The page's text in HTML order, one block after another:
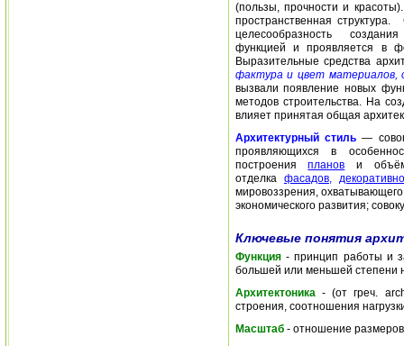
(пользы, прочности и
пространственная
целесообразность создания
функцией и проявляется в
Выразительные средства
фактура и цвет материалов,
вызвали появление новых
методов строительства. На
влияет принятая общая
Архитектурный стиль—
проявляющихся в
построенияпланов и
отделка фасадов,
мировоззрения,
экономического развития;
Ключевые понятия
Функция- принцип работы и
большей или меньшей степени
Архитектоника- (от греч.
строения, соотношения
Масштаб- отношение размеров